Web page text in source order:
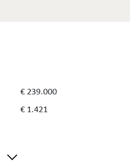
€ 239.000
€ 1.421